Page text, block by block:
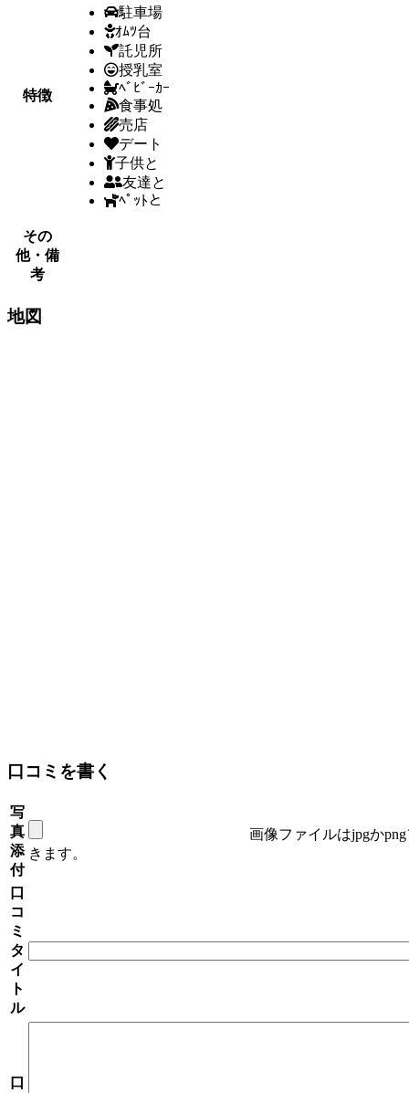
特徴
駐車場
ｵﾑﾂ台
託児所
授乳室
ﾍﾞﾋﾞｰｶｰ
食事処
売店
デート
子供と
友達と
ﾍﾟｯﾄと
その
他・備
考
地図
口コミを書く
写
真
添
付
画像ファイルはjpgか
きます。
口
コ
ミ
タ
イ
ト
ル
口